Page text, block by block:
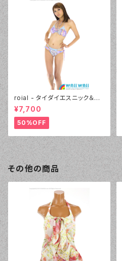
roial - タイダイエスニック＆デ
ニムプリント（24405 - 80:パー
プル）
¥7,700
50%OFF
その他の商品